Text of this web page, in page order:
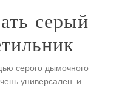
серый
серого дымочного
универсален, и